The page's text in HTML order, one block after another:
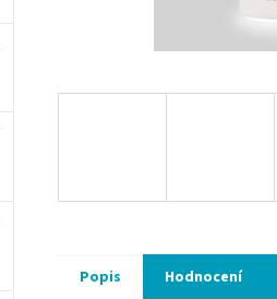
Popis Hodnocení